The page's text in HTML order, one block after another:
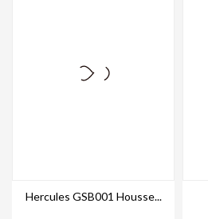
Hercules GSB001 Housse...